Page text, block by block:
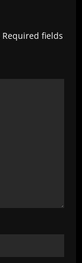
Required fields